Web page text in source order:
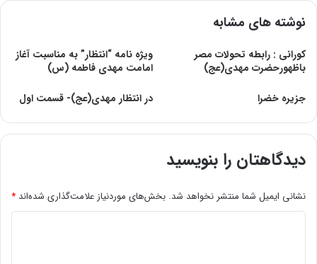
نوشته های مشابه
کورانی : رابطه تحولات مصر
باظهورحضرت مهدی(عج)
ویژه نامه “انتظار” به مناسبت آغاز
امامت مهدی فاطمه (س)
جزیره خضرا
در انتظار مهدی‌(عج‌)- قسمت اول
دیدگاهتان را بنویسید
نشانی ایمیل شما منتشر نخواهد شد. بخش‌های موردنیاز علامت‌گذاری شده‌اند *